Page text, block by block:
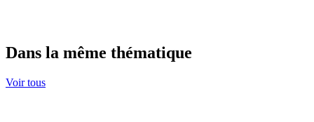
Dans la même thématique
Voir tous